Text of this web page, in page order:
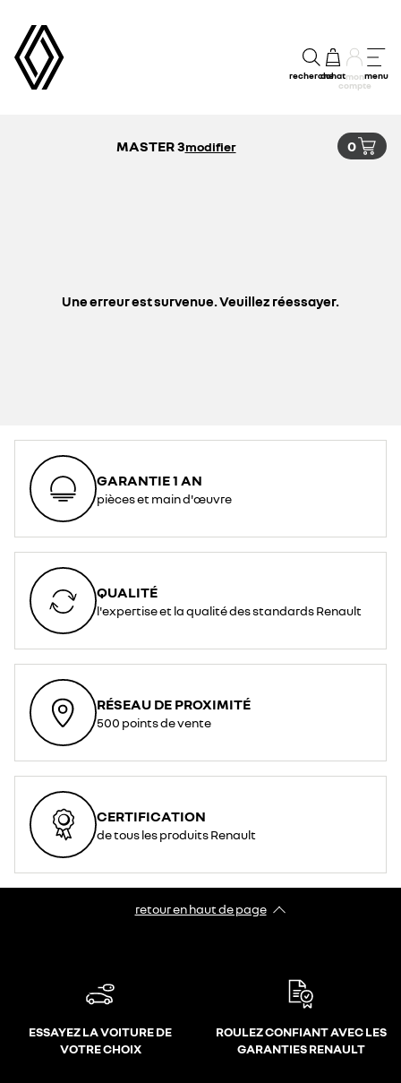
rechercheachatmon
compte
menu
MASTER 3modifier 0
Une erreur est survenue. Veuillez réessayer.
GARANTIE 1 AN
pièces et main d'œuvre
QUALITÉ
l'expertise et la qualité des standards Renault
RÉSEAU DE PROXIMITÉ
500 points de vente
CERTIFICATION
de tous les produits Renault
retour en haut de page​
ESSAYEZ LA VOITURE DE
VOTRE CHOIX
ROULEZ CONFIANT AVEC LES
GARANTIES RENAULT